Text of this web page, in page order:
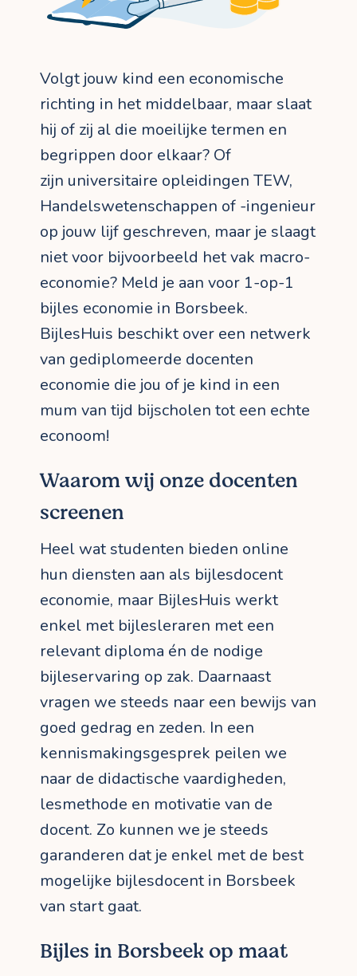
Volgt jouw kind een economische
richting in het middelbaar, maar slaat
hij of zij al die moeilijke termen en
begrippen door elkaar? Of
zijn universitaire opleidingen TEW,
Handelswetenschappen of -ingenieur
op jouw lijf geschreven, maar je slaagt
niet voor bijvoorbeeld het vak macro-
economie? Meld je aan voor 1-op-1
bijles economie in Borsbeek.
BijlesHuis beschikt over een netwerk
van gediplomeerde docenten
economie die jou of je kind in een
mum van tijd bijscholen tot een echte
econoom!
Waarom wij onze docenten
screenen
Heel wat studenten bieden online
hun diensten aan als bijlesdocent
economie, maar BijlesHuis werkt
enkel met bijlesleraren met een
relevant diploma én de nodige
bijleservaring op zak. Daarnaast
vragen we steeds naar een bewijs van
goed gedrag en zeden. In een
kennismakingsgesprek peilen we
naar de didactische vaardigheden,
lesmethode en motivatie van de
docent. Zo kunnen we je steeds
garanderen dat je enkel met de best
mogelijke bijlesdocent in Borsbeek
van start gaat.
Bijles in Borsbeek op maat